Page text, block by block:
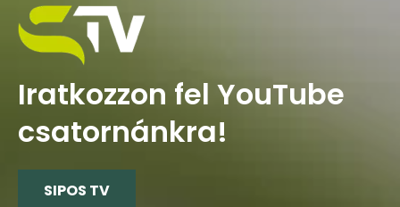
Iratkozzon fel YouTube
csatornánkra!
SIPOS TV